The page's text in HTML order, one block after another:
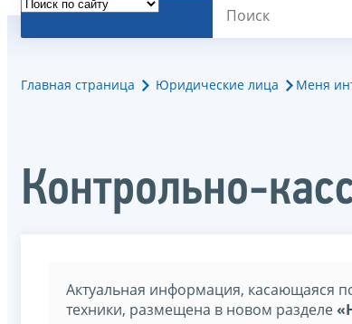
Главная страница Юридические лица Меня
Контрольно-
Актуальная информация, касающаяся
техники, размещена в новом разделе